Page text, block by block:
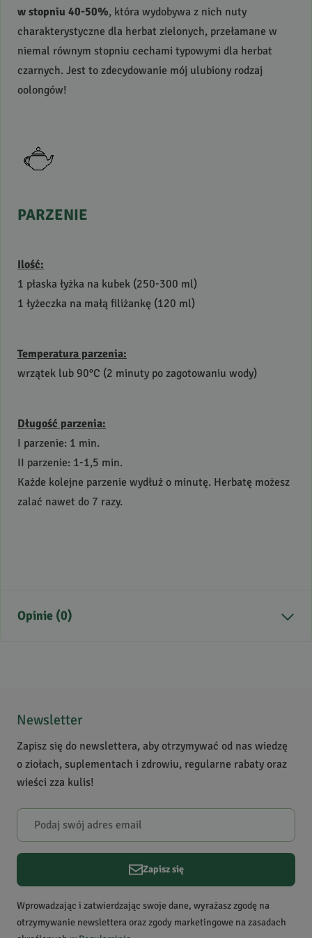
w stopniu 40-50%, która wydobywa z nich nuty
charakterystyczne dla herbat zielonych, przełamane w
niemal równym stopniu cechami typowymi dla herbat
czarnych. Jest to zdecydowanie mój ulubiony rodzaj
oolongów!
PARZENIE
Ilość:
1 płaska łyżka na kubek (250-300 ml)
1 łyżeczka na małą filiżankę (120 ml)
Temperatura parzenia:
wrzątek lub 90°C (2 minuty po zagotowaniu wody)
Długość parzenia:
I parzenie: 1 min.
II parzenie: 1-1,5 min.
Każde kolejne parzenie wydłuż o minutę. Herbatę możesz
zalać nawet do 7 razy.
Opinie (0)
Bądź pierwszą osobą, która podzieli się opinią o tym
Powiadomienie
W naszej witrynie opinie mogą dodawać tylko osoby,
Newsletter
Zapisz się do newslettera, aby otrzymywać od nas wiedzę
o ziołach, suplementach i zdrowiu, regularne rabaty oraz
wieści zza kulis!
Zapisz się
Wprowadzając i zatwierdzając swoje dane, wyrażasz zgodę na
otrzymywanie newslettera oraz zgody marketingowe na zasadach